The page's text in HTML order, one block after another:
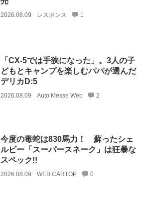
2026.08.09 レスポンス 1
「CX-5では手狭になった」。3人の子
どもとキャンプを楽しむパパが選んだ
デリカD:5
2026.08.09 Auto Messe Web 2
今度の毒蛇は830馬力！ 蘇ったシェ
ルビー「スーパースネーク」は狂暴な
スペック!!
2026.08.09 WEB CARTOP 0